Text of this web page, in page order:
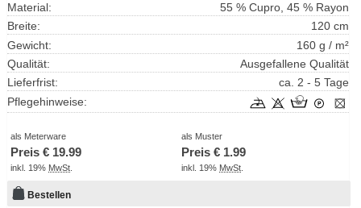
Material:
55 % Cupro, 45 % Rayon
Breite:
120 cm
Gewicht:
160 g / m²
Qualität:
Ausgefallene Qualität
Lieferfrist:
ca. 2 - 5 Tage
Pflegehinweise:
als Meterware
Preis € 19.99
inkl. 19% MwSt
als Muster
Preis € 1.99
inkl. 19% MwSt
Bestellen